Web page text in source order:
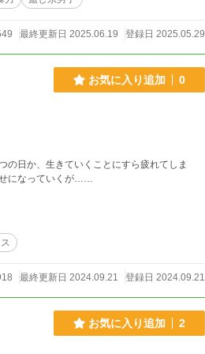
最終更新日 2025.06.19 登録日 2025.05.29
お気に入り追加 0
の日か、生きていくことにすら疲れてしま
せになっていくが……
最終更新日 2024.09.21 登録日 2024.09.21
お気に入り追加 2